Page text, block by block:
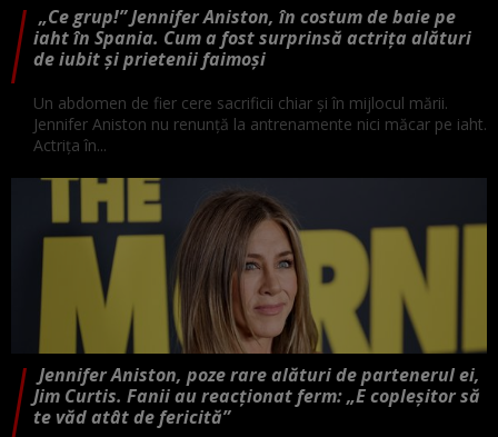
„Ce grup!” Jennifer Aniston, în costum de baie pe
iaht în Spania. Cum a fost surprinsă actrița alături
de iubit și prietenii faimoși
Un abdomen de fier cere sacrificii chiar și în mijlocul mării.
Jennifer Aniston nu renunță la antrenamente nici măcar pe iaht.
Actrița în...
Jennifer Aniston, poze rare alături de partenerul ei,
Jim Curtis. Fanii au reacționat ferm: „E copleșitor să
te văd atât de fericită”